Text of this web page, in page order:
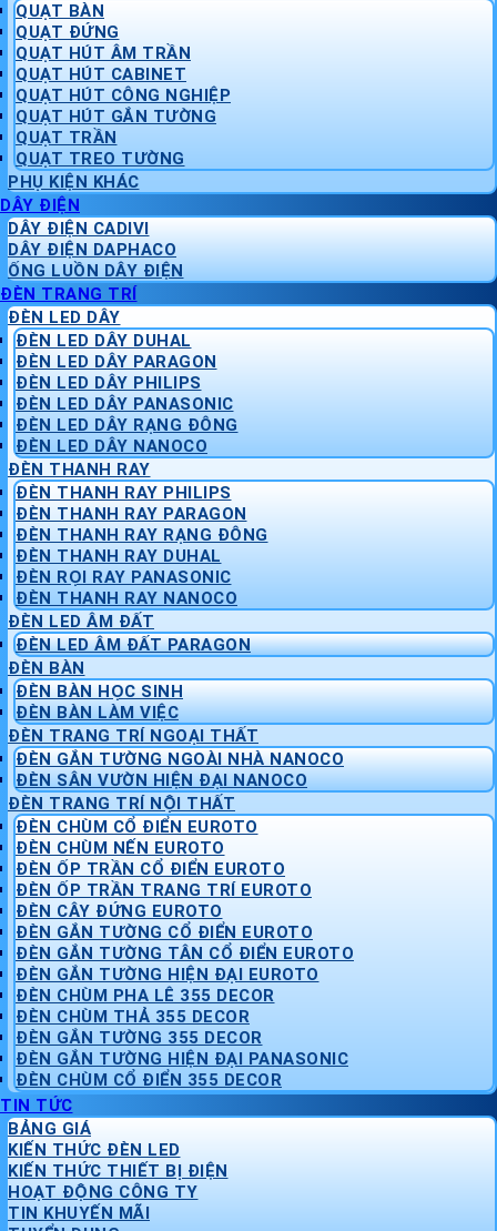
QUẠT BÀN
QUẠT ĐỨNG
QUẠT HÚT ÂM TRẦN
QUẠT HÚT CABINET
QUẠT HÚT CÔNG NGHIỆP
QUẠT HÚT GẮN TƯỜNG
QUẠT TRẦN
QUẠT TREO TƯỜNG
PHỤ KIỆN KHÁC
DÂY ĐIỆN
DÂY ĐIỆN CADIVI
DÂY ĐIỆN DAPHACO
ỐNG LUỒN DÂY ĐIỆN
ĐÈN TRANG TRÍ
ĐÈN LED DÂY
ĐÈN LED DÂY DUHAL
ĐÈN LED DÂY PARAGON
ĐÈN LED DÂY PHILIPS
ĐÈN LED DÂY PANASONIC
ĐÈN LED DÂY RẠNG ĐÔNG
ĐÈN LED DÂY NANOCO
ĐÈN THANH RAY
ĐÈN THANH RAY PHILIPS
ĐÈN THANH RAY PARAGON
ĐÈN THANH RAY RẠNG ĐÔNG
ĐÈN THANH RAY DUHAL
ĐÈN RỌI RAY PANASONIC
ĐÈN THANH RAY NANOCO
ĐÈN LED ÂM ĐẤT
ĐÈN LED ÂM ĐẤT PARAGON
ĐÈN BÀN
ĐÈN BÀN HỌC SINH
ĐÈN BÀN LÀM VIỆC
ĐÈN TRANG TRÍ NGOẠI THẤT
ĐÈN GẮN TƯỜNG NGOÀI NHÀ NANOCO
ĐÈN SÂN VƯỜN HIỆN ĐẠI NANOCO
ĐÈN TRANG TRÍ NỘI THẤT
ĐÈN CHÙM CỔ ĐIỂN EUROTO
ĐÈN CHÙM NẾN EUROTO
ĐÈN ỐP TRẦN CỔ ĐIỂN EUROTO
ĐÈN ỐP TRẦN TRANG TRÍ EUROTO
ĐÈN CÂY ĐỨNG EUROTO
ĐÈN GẮN TƯỜNG CỔ ĐIỂN EUROTO
ĐÈN GẮN TƯỜNG TÂN CỔ ĐIỂN EUROTO
ĐÈN GẮN TƯỜNG HIỆN ĐẠI EUROTO
ĐÈN CHÙM PHA LÊ 355 DECOR
ĐÈN CHÙM THẢ 355 DECOR
ĐÈN GẮN TƯỜNG 355 DECOR
ĐÈN GẮN TƯỜNG HIỆN ĐẠI PANASONIC
ĐÈN CHÙM CỔ ĐIỂN 355 DECOR
TIN TỨC
BẢNG GIÁ
KIẾN THỨC ĐÈN LED
KIẾN THỨC THIẾT BỊ ĐIỆN
HOẠT ĐỘNG CÔNG TY
TIN KHUYẾN MÃI